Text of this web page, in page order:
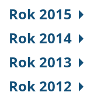
Rok 2015
Rok 2014
Rok 2013
Rok 2012